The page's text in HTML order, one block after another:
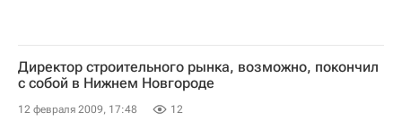
Директор строительного рынка, возможно, покончил
с собой в Нижнем Новгороде
12 февраля 2009, 17:48 12